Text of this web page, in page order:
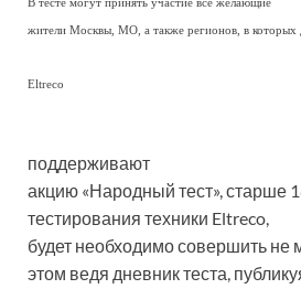
В тесте могут принять участие все желающие
жители Москвы, МО, а также регионов, в которых
Eltreco
поддерживают
акцию «Народный тест», старше
тестирования техники Eltreco,
будет необходимо совершить не
этом ведя дневник теста,